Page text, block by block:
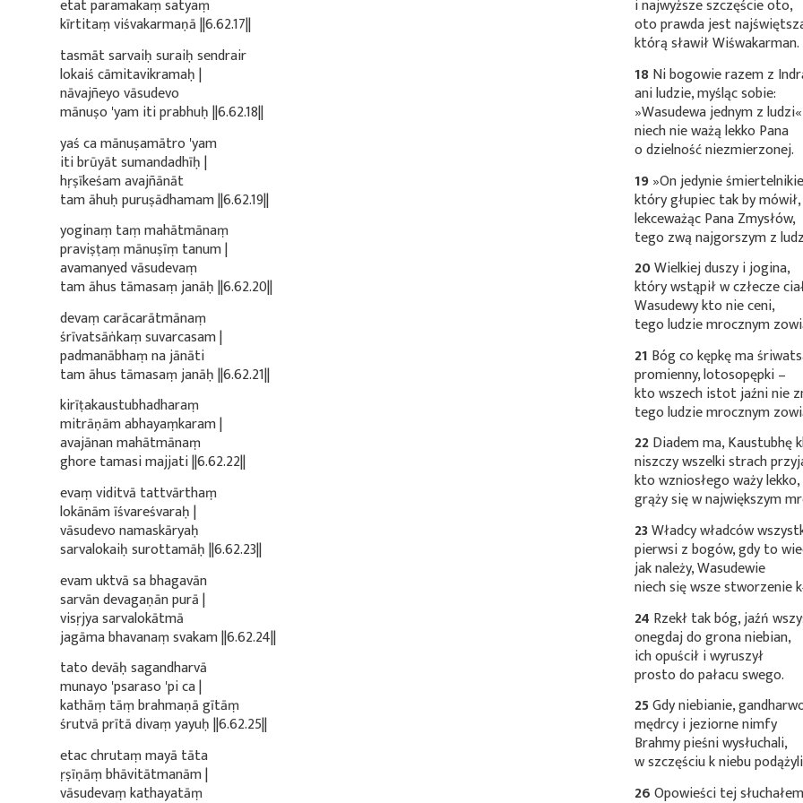
etat paramakaṃ satyaṃ
kīrtitaṃ viśvakarmaṇā ||6.62.17||
tasmāt sarvaiḥ suraiḥ sendrair
lokaiś cāmitavikramaḥ |
nāvajñeyo vāsudevo
mānuṣo 'yam iti prabhuḥ ||6.62.18||
yaś ca mānuṣamātro 'yam
iti brūyāt sumandadhīḥ |
hṛṣīkeśam avajñānāt
tam āhuḥ puruṣādhamam ||6.62.19||
yoginaṃ taṃ mahātmānaṃ
praviṣṭaṃ mānuṣīṃ tanum |
avamanyed vāsudevaṃ
tam āhus tāmasaṃ janāḥ ||6.62.20||
devaṃ carācarātmānaṃ
śrīvatsāṅkaṃ suvarcasam |
padmanābhaṃ na jānāti
tam āhus tāmasaṃ janāḥ ||6.62.21||
kirīṭakaustubhadharaṃ
mitrāṇām abhayaṃkaram |
avajānan mahātmānaṃ
ghore tamasi majjati ||6.62.22||
evaṃ viditvā tattvārthaṃ
lokānām īśvareśvaraḥ |
vāsudevo namaskāryaḥ
sarvalokaiḥ surottamāḥ ||6.62.23||
evam uktvā sa bhagavān
sarvān devagaṇān purā |
visṛjya sarvalokātmā
jagāma bhavanaṃ svakam ||6.62.24||
tato devāḥ sagandharvā
munayo 'psaraso 'pi ca |
kathāṃ tāṃ brahmaṇā gītāṃ
śrutvā prītā divaṃ yayuḥ ||6.62.25||
etac chrutaṃ mayā tāta
ṛṣīṇāṃ bhāvitātmanām |
vāsudevaṃ kathayatāṃ
i najwyższe szczęście oto,
oto prawda jest
którą sławił Wiśwakarman.
18Ni bogowie razem z
ani ludzie, myśląc sobie:
»Wasudewa jednym z
niech nie ważą lekko Pana
o dzielność niezmierzonej.
19»On jedynie
który głupiec tak by mówił,
lekceważąc Pana Zmysłów,
tego zwą najgorszym z
20Wielkiej duszy i jogina,
który wstąpił w człecze
Wasudewy kto nie ceni,
tego ludzie mrocznym
21 Bóg co kępkę ma
promienny, lotosopępki –
kto wszech istot jaźni nie
tego ludzie mrocznym
22Diadem ma, Kaustubhę
niszczy wszelki strach
kto wzniosłego waży lekko,
grąży się w największym
23Władcy władców
pierwsi z bogów, gdy to
jak należy, Wasudewie
niech się wsze stworzenie
24 Rzekł tak bóg, jaźń
onegdaj do grona niebian,
ich opuścił i wyruszył
prosto do pałacu swego.
25Gdy niebianie,
mędrcy i jeziorne nimfy
Brahmy pieśni wysłuchali,
w szczęściu k niebu
26Opowieści tej